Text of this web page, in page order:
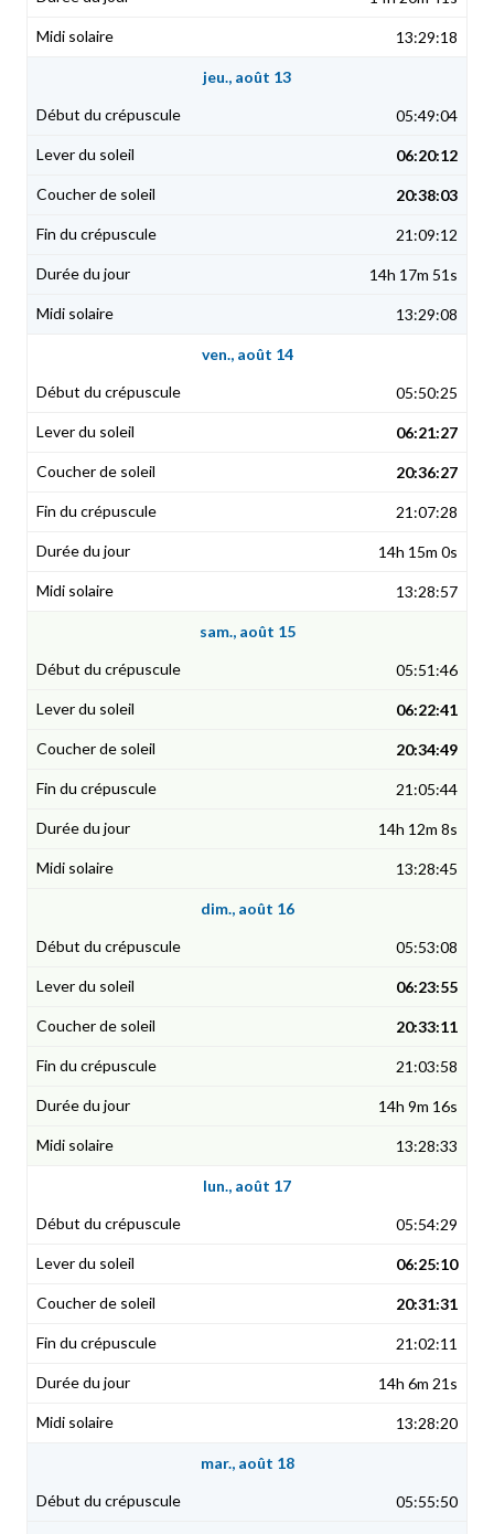
13:29:18
jeu., août 13
05:49:04
06:20:12
20:38:03
21:09:12
14h 17m 51s
13:29:08
ven., août 14
05:50:25
06:21:27
20:36:27
21:07:28
14h 15m 0s
13:28:57
sam., août 15
05:51:46
06:22:41
20:34:49
21:05:44
14h 12m 8s
13:28:45
dim., août 16
05:53:08
06:23:55
20:33:11
21:03:58
14h 9m 16s
13:28:33
lun., août 17
05:54:29
06:25:10
20:31:31
21:02:11
14h 6m 21s
13:28:20
mar., août 18
05:55:50